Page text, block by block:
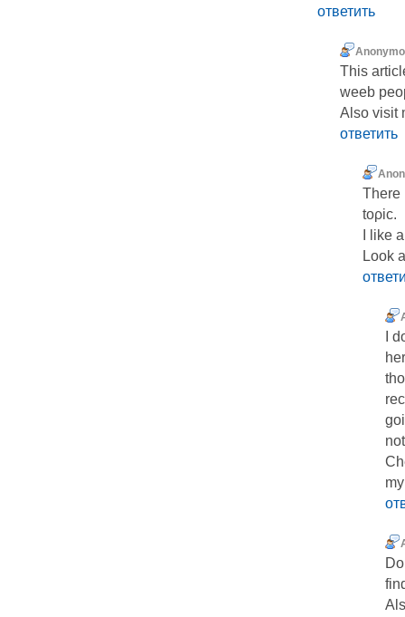
ответить
Тhis
weeb
Also visit
ответить
There
toρic.
I like
Look
Ӏ